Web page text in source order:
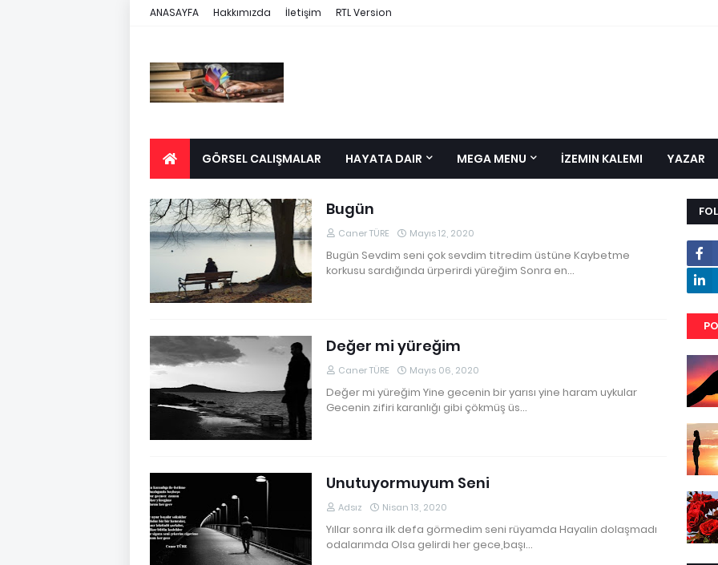
ANASAYFA Hakkımızda İletişim RTL Version
GÖRSEL CALIŞMALAR HAYATA DAIR MEGA MENU İZEMIN KALEMI YAZAR
Bugün
Caner TÜRE Mayıs 12, 2020
Bugün Sevdim seni çok sevdim titredim üstüne Kaybetme
korkusu sardığında ürperirdi yüreğim Sonra en…
Değer mi yüreğim
Caner TÜRE Mayıs 06, 2020
Değer mi yüreğim Yine gecenin bir yarısı yine haram uykular
Gecenin zifiri karanlığı gibi çökmüş üs…
Unutuyormuyum Seni
Adsız Nisan 13, 2020
Yıllar sonra ilk defa görmedim seni rüyamda Hayalin dolaşmadı
odalarımda Olsa gelirdi her gece,başı…